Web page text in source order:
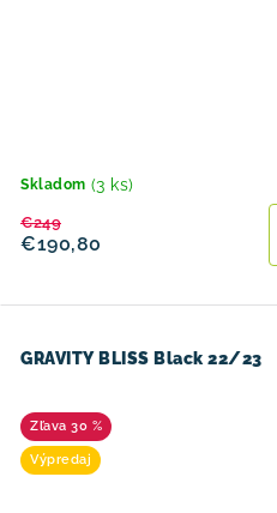
Skladom (3 ks)
€190,80
€249
GRAVITY BLISS Black 22/23
30 %
Výpredaj